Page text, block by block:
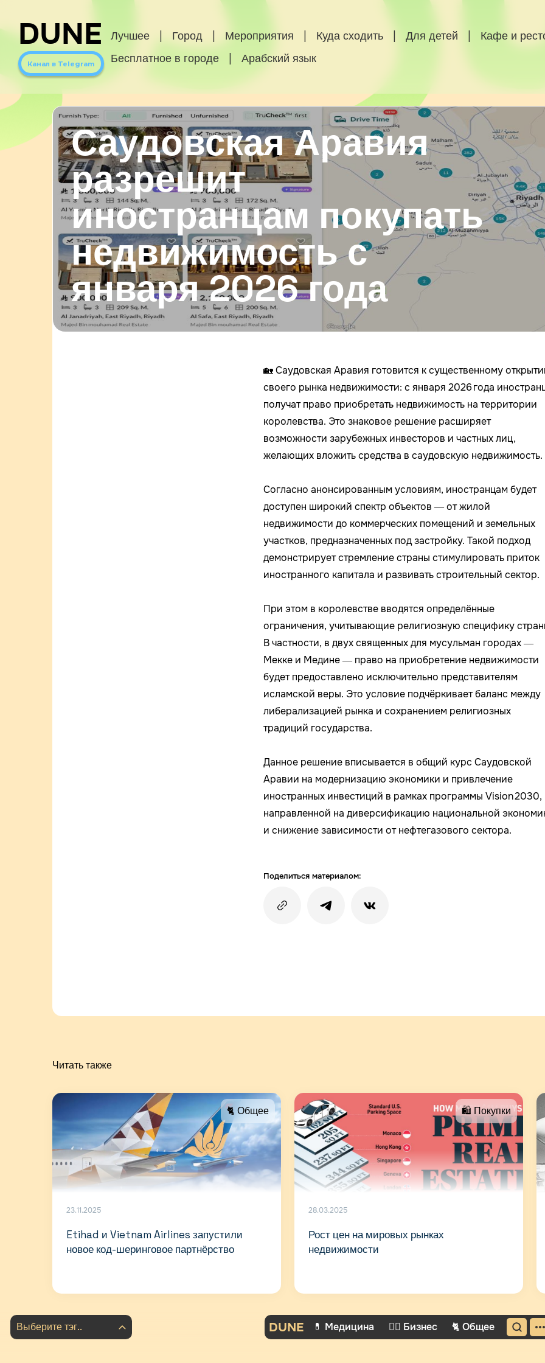
DUNE
Канал в Telegram
Лучшее Город Мероприятия Куда сходить Для детей Кафе и
Бесплатное в городе
Арабский язык
Выберите тэг..
Саудовская Аравия
разрешит
иностранцам покупать
недвижимость с
января 2026 года
🏡 Саудовская Аравия готовится к существенному
своего рынка недвижимости: с января 2026 года
получат право приобретать недвижимость на территории
королевства. Это знаковое решение расширяет
возможности зарубежных инвесторов и частных лиц,
желающих вложить средства в саудовскую недвижимость.
Согласно анонсированным условиям, иностранцам будет
доступен широкий спектр объектов — от жилой
недвижимости до коммерческих помещений и земельных
участков, предназначенных под застройку. Такой подход
демонстрирует стремление страны стимулировать приток
иностранного капитала и развивать строительный сектор.
При этом в королевстве вводятся определённые
ограничения, учитывающие религиозную специфику
В частности, в двух священных для мусульман городах —
Мекке и Медине — право на приобретение недвижимости
будет предоставлено исключительно представителям
исламской веры. Это условие подчёркивает баланс между
либерализацией рынка и сохранением религиозных
традиций государства.
Данное решение вписывается в общий курс Саудовской
Аравии на модернизацию экономики и привлечение
иностранных инвестиций в рамках программы Vision 2030,
направленной на диверсификацию национальной
и снижение зависимости от нефтегазового сектора.
Поделиться материалом:
Читать также
🐈 Общее
23.11.2025
Etihad и Vietnam Airlines запустили
новое код-шеринговое партнёрство
🛍 Покупки
28.03.2025
Рост цен на мировых рынках
недвижимости
DUNE 💊 Медицина 🤵‍♂️ Бизнес 🐈 Общее